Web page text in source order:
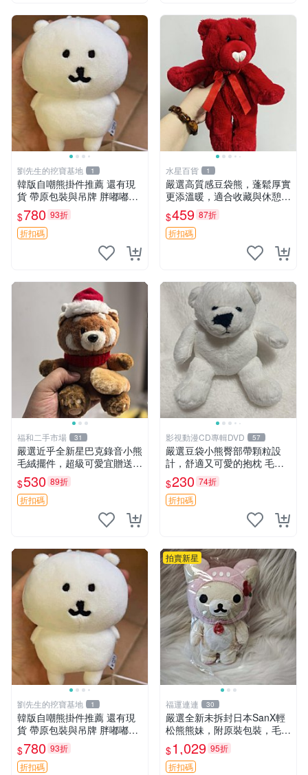
劉先生的挖寶基地 1
韓版自嘲熊掛件推薦 還有現
貨 帶原包裝與吊牌 胖嘟嘟超
可愛 毛絨手感佳 小熊掛件 自
嘲抱枕 小熊抱枕
$780 93折
折扣碼
水星百貨 1
嚴選高質感豆袋熊，蓬鬆厚實
更添溫暖，適合收藏與休憩。
前胸填充飽滿，背部亦具優雅
設計。 豆袋熊 保暖 溫柔 蓬
松
$459 87折
折扣碼
福和二手市場 31
嚴選近乎全新星巴克錄音小熊
毛絨擺件，超級可愛宜贈送掛
飾 錄音小熊 毛絨擺件 贈品
$530 89折
折扣碼
影視動漫CD專輯DVD 57
嚴選豆袋小熊臀部帶顆粒設
計，舒適又可愛的抱枕 毛絨
抱枕、臀部按摩、坐墊
$230 74折
折扣碼
劉先生的挖寶基地 1
韓版自嘲熊掛件推薦 還有現
貨 帶原包裝與吊牌 胖嘟嘟超
可愛 毛絨手感佳 小熊掛件 自
嘲抱枕 小熊抱枕
$780 93折
折扣碼
拍賣新星
福運連連 30
嚴選全新未拆封日本SanX輕
松熊熊妹，附原裝包裝，毛絨
質地極佳，細膩可愛，推薦收
藏兼送禮，適合女性好友或家
人，限量釋出。鬆熊、熊玩
$1,029 95折
折扣碼